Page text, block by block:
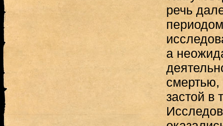
речь
а
смертью,
застой в